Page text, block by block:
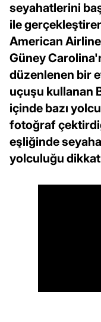
seyahatlerini
ile
American
Güney
düzenlenen bir
uçuşu kullanan
içinde bazı
fotoğraf
eşliğinde
yolculuğu